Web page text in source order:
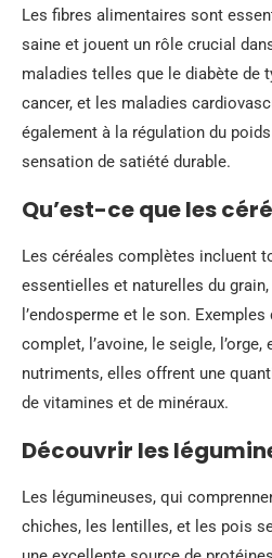
Les fibres alimentaires sont
saine et jouent un rôle crucial
maladies telles que le diabète de
cancer, et les maladies
également à la régulation du
sensation de satiété durable.
Qu’est-ce que les
Les céréales complètes incluent
essentielles et naturelles du
l’endosperme et le son.
complet, l’avoine, le seigle,
nutriments, elles offrent une
de vitamines et de minéraux.
Découvrir les
Les légumineuses, qui
chiches, les lentilles, et les pois